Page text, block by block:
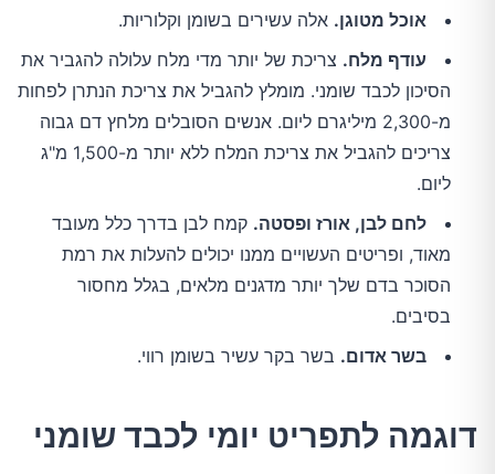
אוכל מטוגן. אלה עשירים בשומן וקלוריות.
עודף מלח. צריכת של יותר מדי מלח עלולה להגביר את
הסיכון לכבד שומני. מומלץ להגביל את צריכת הנתרן לפחות
מ-2,300 מיליגרם ליום. אנשים הסובלים מלחץ דם גבוה
צריכים להגביל את צריכת המלח ללא יותר מ-1,500 מ"ג
ליום.
לחם לבן, אורז ופסטה. קמח לבן בדרך כלל מעובד
מאוד, ופריטים העשויים ממנו יכולים להעלות את רמת
הסוכר בדם שלך יותר מדגנים מלאים, בגלל מחסור
בסיבים.
בשר אדום. בשר בקר עשיר בשומן רווי.
דוגמה לתפריט יומי לכבד שומני